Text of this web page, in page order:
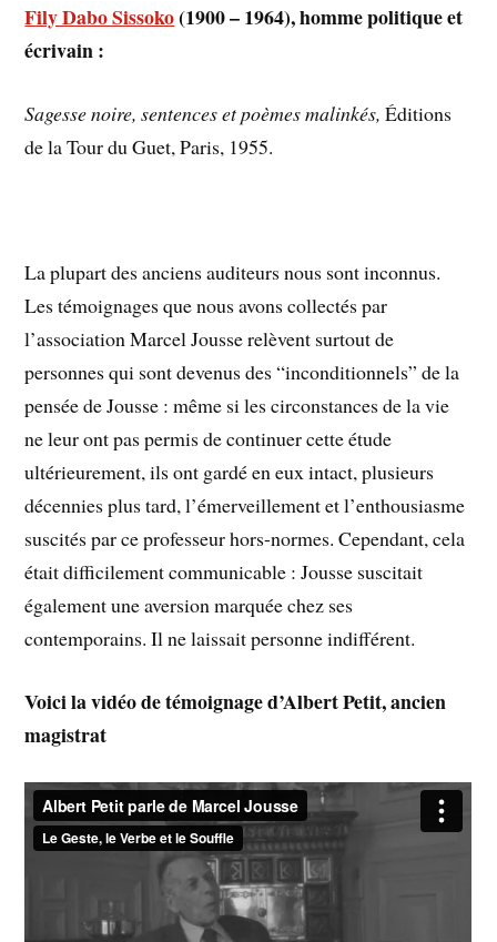
Fily Dabo Sissoko(1900 – 1964), homme politique et
écrivain :
Sagesse noire, sentences et poèmes malinkés, Éditions
de la Tour du Guet, Paris, 1955.
La plupart des anciens auditeurs nous sont inconnus.
Les témoignages que nous avons collectés par
l’association Marcel Jousse relèvent surtout de
personnes qui sont devenus des “inconditionnels” de la
pensée de Jousse : même si les circonstances de la vie
ne leur ont pas permis de continuer cette étude
ultérieurement, ils ont gardé en eux intact, plusieurs
décennies plus tard, l’émerveillement et l’enthousiasme
suscités par ce professeur hors-normes. Cependant, cela
était difficilement communicable : Jousse suscitait
également une aversion marquée chez ses
contemporains. Il ne laissait personne indifférent.
Voici la vidéo de témoignage d’Albert Petit, ancien
magistrat